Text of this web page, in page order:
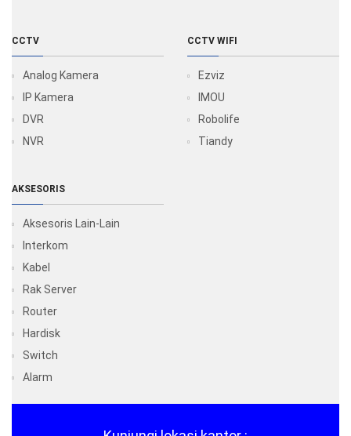
CCTV
Analog Kamera
IP Kamera
DVR
NVR
CCTV WIFI
Ezviz
IMOU
Robolife
Tiandy
AKSESORIS
Aksesoris Lain-Lain
Interkom
Kabel
Rak Server
Router
Hardisk
Switch
Alarm